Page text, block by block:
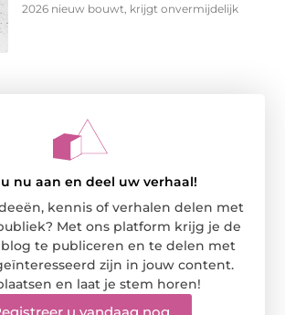
2026 nieuw bouwt, krijgt onvermijdelijk
nu aan en deel uw verhaal!
kennis of verhalen delen met
Met ons platform krijg je de
blog te publiceren en te delen met
zijn in jouw content.
en laat je stem horen!
u vandaag nog